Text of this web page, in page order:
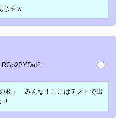
じゃｗ
変」 みんな！ここはテストで出
！